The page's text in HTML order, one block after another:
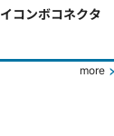
コンボコネクタ
more